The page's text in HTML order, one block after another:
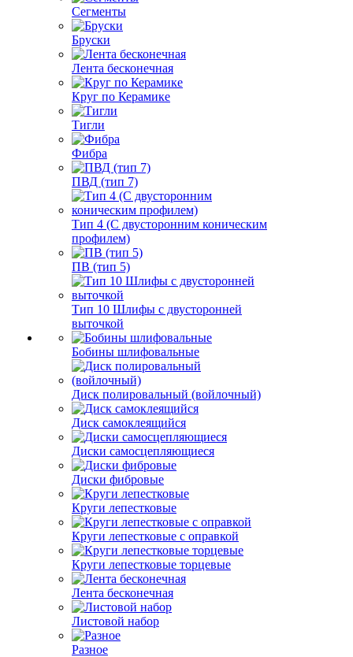
Сегменты
Бруски
Лента бесконечная
Круг по Керамике
Тигли
Фибра
ПВД (тип 7)
Тип 4 (С двусторонним коническим
профилем)
ПВ (тип 5)
Тип 10 Шлифы с двусторонней
выточкой
Бобины шлифовальные
Диск полировальный (войлочный)
Диск самоклеящийся
Диски самосцепляющиеся
Диски фибровые
Круги лепестковые
Круги лепестковые с оправкой
Круги лепестковые торцевые
Лента бесконечная
Листовой набор
Разное